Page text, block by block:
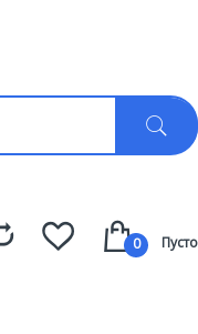
0 Пусто